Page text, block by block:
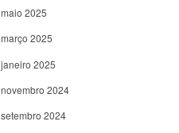
maio 2025
março 2025
janeiro 2025
novembro 2024
setembro 2024